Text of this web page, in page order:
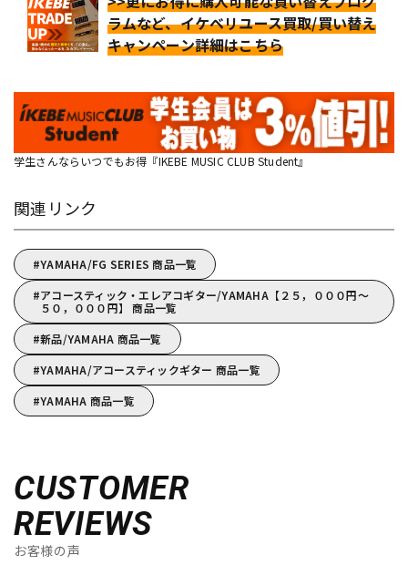
ラムなど、イケベリユース買取/買い替え
キャンペーン詳細はこちら
学生さんならいつでもお得『IKEBE MUSIC CLUB Student』
関連リンク
YAMAHA/FG SERIES 商品一覧
アコースティック・エレアコギター/YAMAHA【２５，０００円～
５０，０００円】 商品一覧
新品/YAMAHA 商品一覧
YAMAHA/アコースティックギター 商品一覧
YAMAHA 商品一覧
CUSTOMER
REVIEWS
お客様の声